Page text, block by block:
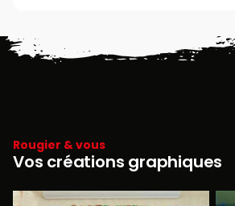
Rougier & vous
Vos créations graphiques